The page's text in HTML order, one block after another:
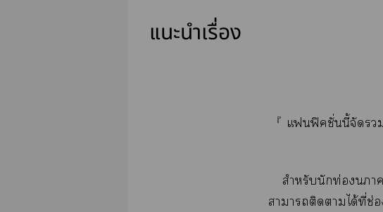
แนะนำเรื่อง
『 แฟิคชั่นนี้จัด
สำหรับนักท่องา
าาติดาได้ที่ช่อ